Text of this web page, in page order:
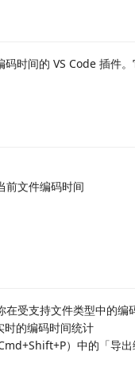
时间的 VS Code 插件
前文件编码时间
受支持文件类型中的编
时的编码时间统计
）中的「导